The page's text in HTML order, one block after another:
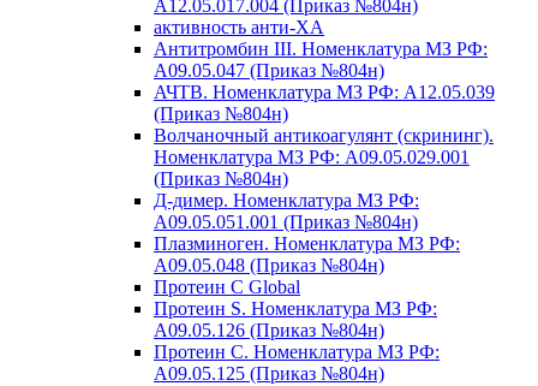
A12.05.017.004 (Приказ №804н)
активность анти-ХА
Антитромбин III. Номенклатура МЗ РФ:
A09.05.047 (Приказ №804н)
АЧТВ. Номенклатура МЗ РФ: A12.05.039
(Приказ №804н)
Волчаночный антикоагулянт (скрининг).
Номенклатура МЗ РФ: A09.05.029.001
(Приказ №804н)
Д-димер. Номенклатура МЗ РФ:
A09.05.051.001 (Приказ №804н)
Плазминоген. Номенклатура МЗ РФ:
A09.05.048 (Приказ №804н)
Протеин C Global
Протеин S. Номенклатура МЗ РФ:
A09.05.126 (Приказ №804н)
Протеин С. Номенклатура МЗ РФ:
A09.05.125 (Приказ №804н)